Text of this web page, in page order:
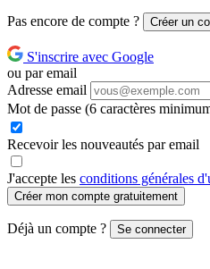
Pas encore de compte ? Créer un
S'inscrire avec Google
ou par email
Adresse email
Mot de passe (6 caractères
Recevoir les nouveautés par email
J'accepte les conditions générales
Créer mon compte gratuitement
Déjà un compte ? Se connecter